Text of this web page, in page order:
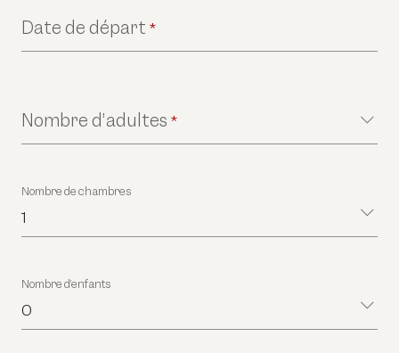
Date de départ *
Nombre d’adultes *
Nombre de chambres
1
Nombre d’enfants
0